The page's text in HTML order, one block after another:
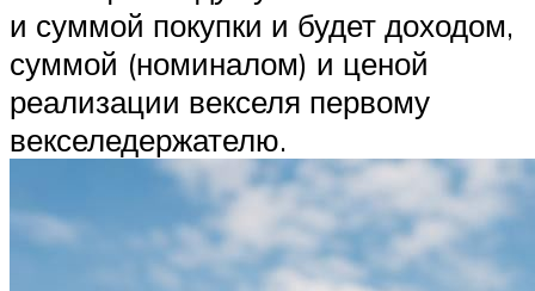
и суммой покупки и будет доходом,
суммой (номиналом) и ценой
реализации векселя первому
векселедержателю.